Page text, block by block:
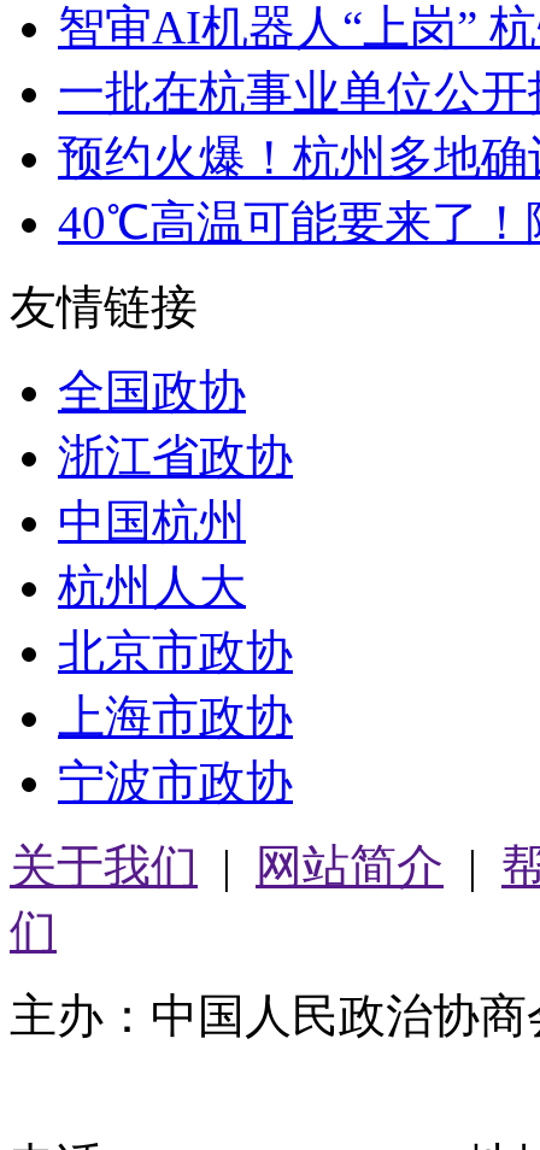
智审AI机器人“上岗”
一批在杭事业单位公
预约火爆！杭州多地
40℃高温可能要来了！
友情链接
全国政协
浙江省政协
中国杭州
杭州人大
北京市政协
上海市政协
宁波市政协
关于我们 | 网站简介 |
们
主办：中国人民政治协